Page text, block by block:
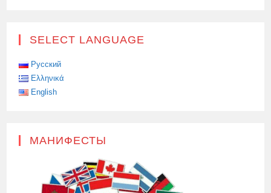
ПАРАЛИМПИАДЕ
SELECT LANGUAGE
Русский
Ελληνικά
English
МАНИФЕСТЫ